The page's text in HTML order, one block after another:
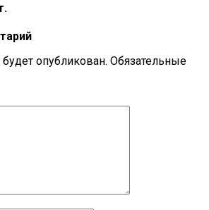
опубликован. Обязательные